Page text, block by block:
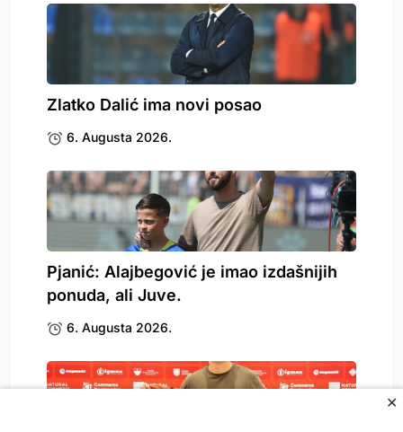
✕
Zlatko Dalić ima novi posao
6. Augusta 2026.
Pjanić: Alajbegović je imao izdašnijih
ponuda, ali Juve.
6. Augusta 2026.